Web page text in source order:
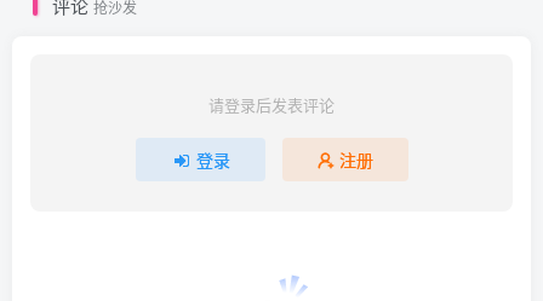
评论 抢沙发
请登录后发表评论
登录 注册